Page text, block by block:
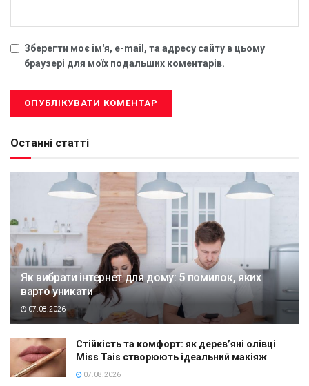
Зберегти моє ім'я, e-mail, та адресу сайту в цьому
браузері для моїх подальших коментарів.
Останні статті
Як вибрати інтернет для дому: 5 помилок, яких
варто уникати
07.08.2026
Стійкість та комфорт: як дерев’яні олівці
Miss Tais створюють ідеальний макіяж
07.08.2026